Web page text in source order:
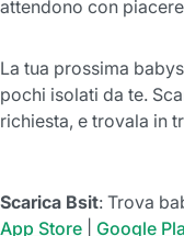
attendono con
La tua prossima
pochi isolati da te.
richiesta, e trovala in
Scarica Bsit: Trova
App Store
Google